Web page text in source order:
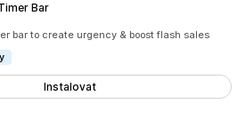
Bar
474
bar to create urgency & boost flash sales
Instalovat